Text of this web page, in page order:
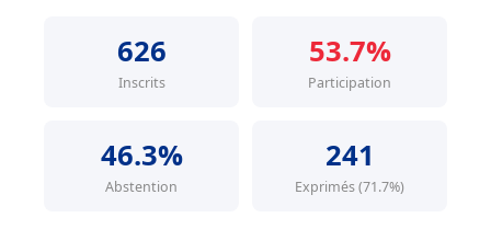
626
Inscrits
53.7%
Participation
46.3%
Abstention
241
Exprimés (71.7%)